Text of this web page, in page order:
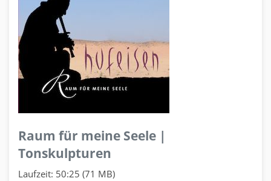
Raum für meine Seele |
Tonskulpturen
Laufzeit: 50:25 (71 MB)